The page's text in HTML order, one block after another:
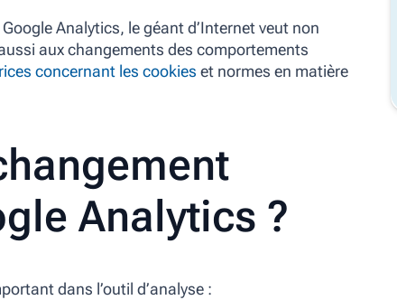
Analytics, le géant d’Internet veut non
aux changements des comportements
concernant les cookies et normes en matière
Analytics ?
dans l’outil d’analyse :